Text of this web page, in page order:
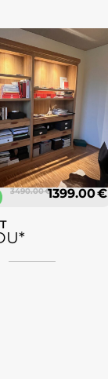
3490.00 €1399.00 €